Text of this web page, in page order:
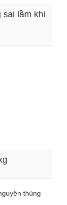
sai lầm khi